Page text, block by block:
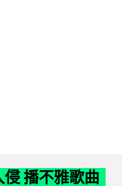
侵 播不雅歌曲